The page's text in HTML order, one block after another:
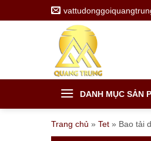
to
DANH MỤC SẢN
Trang chủ » Tet » Bao tải